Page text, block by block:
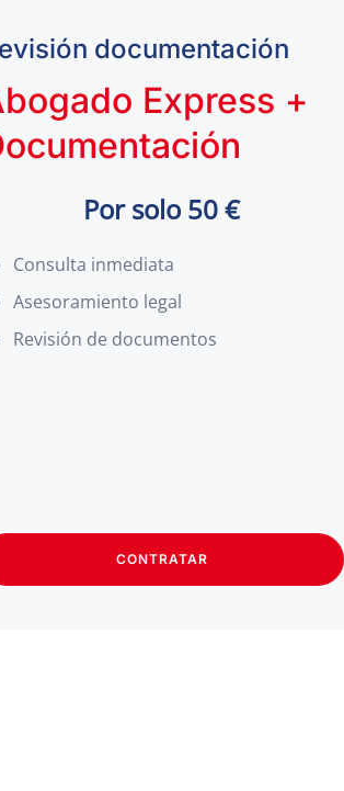
documentación
Express +
Por solo 50 €
Consulta inmediata
Asesoramiento legal
Revisión de documentos
CONTRATAR